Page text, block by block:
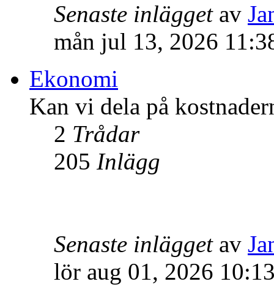
Senaste inläggetav
mån jul 13, 2026
Ekonomi
Kan vi dela på
2 Trådar
205 Inlägg
Senaste inläggetav
lör aug 01, 2026